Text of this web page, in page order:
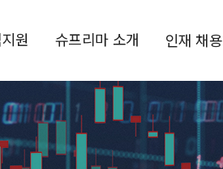
원 슈프리마 소개 인재 채용